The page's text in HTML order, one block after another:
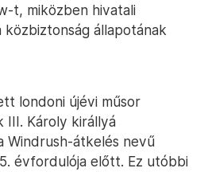
t, miközben hivatali
közbiztonság állapotának
londoni újévi műsor
Károly királlyá
Windrush-átkelés nevű
évfordulója előtt. Ez utóbbi